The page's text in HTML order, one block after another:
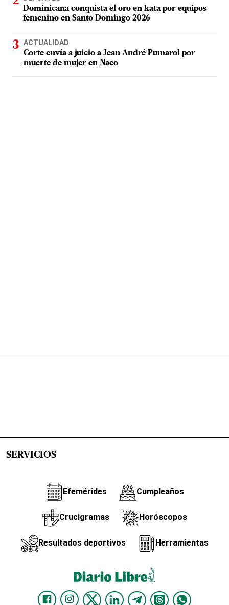
Dominicana conquista el oro en kata por equipos
femenino en Santo Domingo 2026
ACTUALIDAD
Corte envía a juicio a Jean André Pumarol por
muerte de mujer en Naco
SERVICIOS
Efemérides Cumpleaños
Crucigramas Horóscopos
Resultados deportivos Herramientas